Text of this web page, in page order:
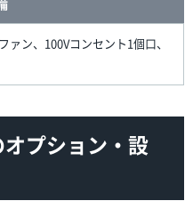
ン、100Vコンセント1個口、
プション・設